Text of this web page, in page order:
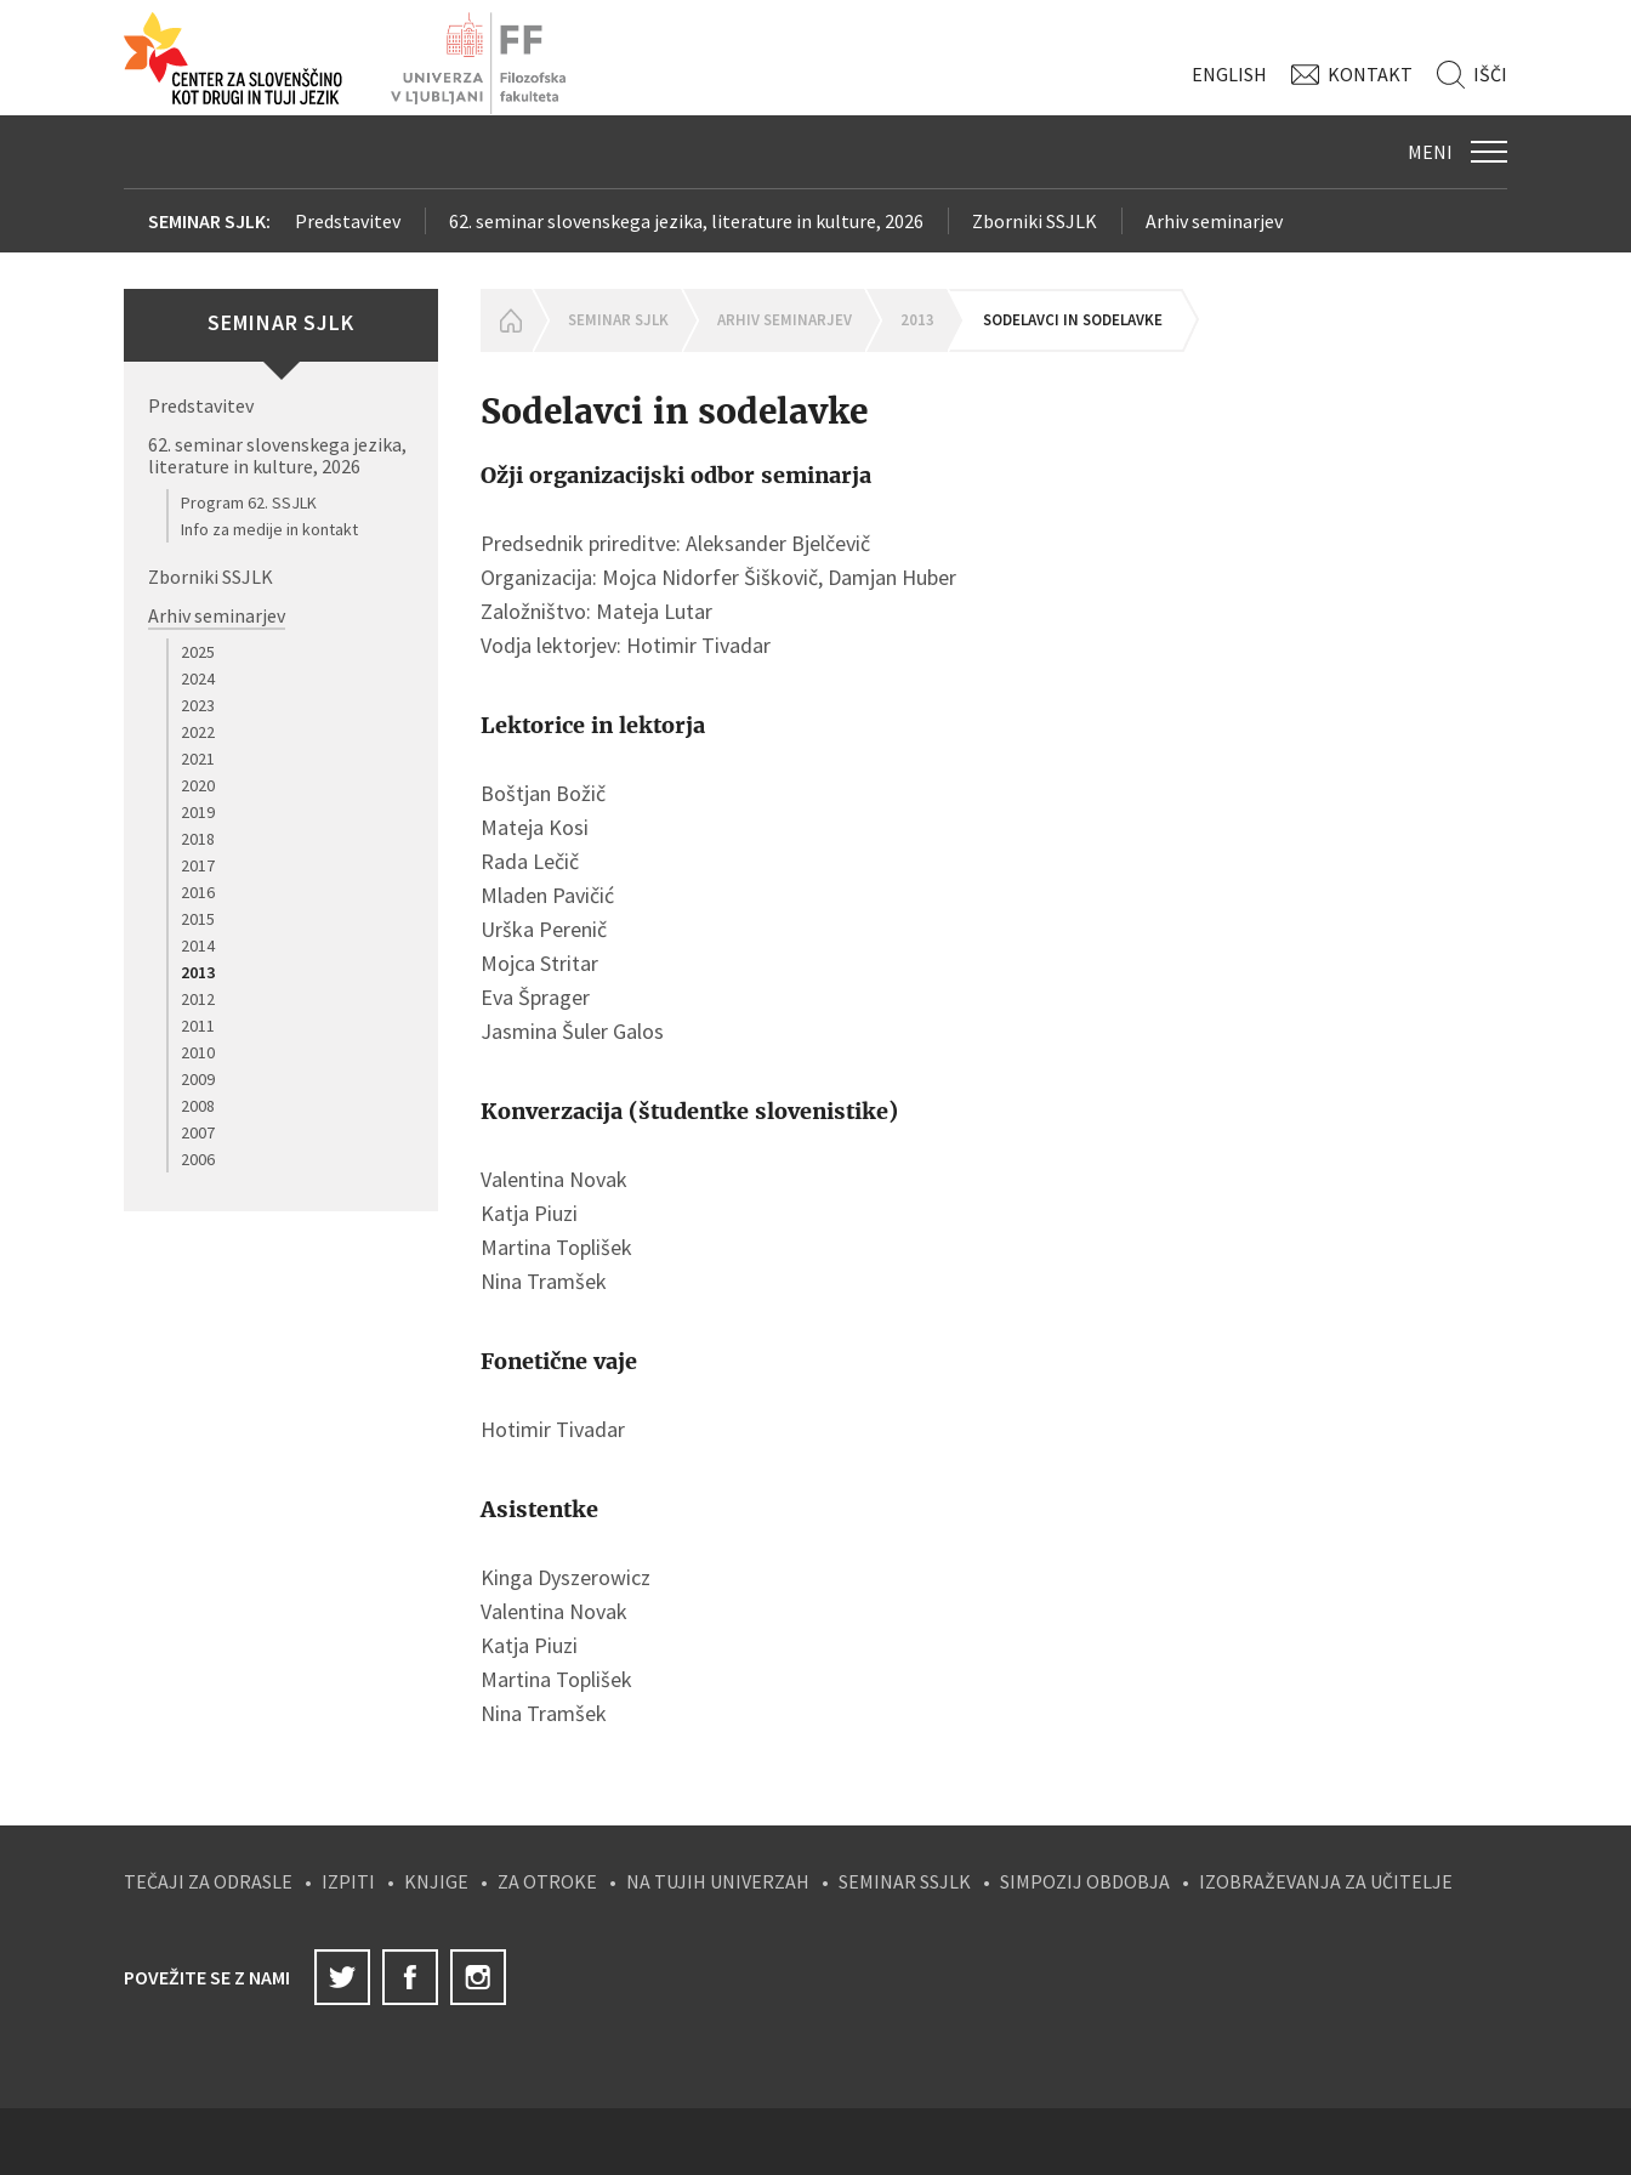
ENGLISH KONTAKT IŠČI
MENI
SEMINAR SJLK: Predstavitev 62. seminar slovenskega jezika, literature in kulture, 2026 Zborniki SSJLK Arhiv seminarjev
SEMINAR SJLK
Predstavitev
62. seminar slovenskega jezika,
literature in kulture, 2026
Program 62. SSJLK
Info za medije in kontakt
Zborniki SSJLK
Arhiv seminarjev
2025
2024
2023
2022
2021
2020
2019
2018
2017
2016
2015
2014
2013
2012
2011
2010
2009
2008
2007
2006
HOMEPAGE
SEMINAR SJLK ARHIV SEMINARJEV 2013 SODELAVCI IN SODELAVKE
Sodelavci in sodelavke
Ožji organizacijski odbor seminarja
Predsednik prireditve: Aleksander Bjelčevič
Organizacija: Mojca Nidorfer Šiškovič, Damjan Huber
Založništvo: Mateja Lutar
Vodja lektorjev: Hotimir Tivadar
Lektorice in lektorja
Boštjan Božič
Mateja Kosi
Rada Lečič
Mladen Pavičić
Urška Perenič
Mojca Stritar
Eva Šprager
Jasmina Šuler Galos
Konverzacija (študentke slovenistike)
Valentina Novak
Katja Piuzi
Martina Toplišek
Nina Tramšek
Fonetične vaje
Hotimir Tivadar
Asistentke
Kinga Dyszerowicz
Valentina Novak
Katja Piuzi
Martina Toplišek
Nina Tramšek
TEČAJI ZA ODRASLE IZPITI KNJIGE ZA OTROKE NA TUJIH UNIVERZAH SEMINAR SSJLK SIMPOZIJ OBDOBJA IZOBRAŽEVANJA ZA UČITELJE
POVEŽITE SE Z NAMI
Twitter Facebook